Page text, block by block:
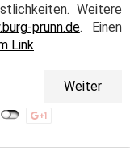
Weitere
prunn.de. Einen
Link
Weiter